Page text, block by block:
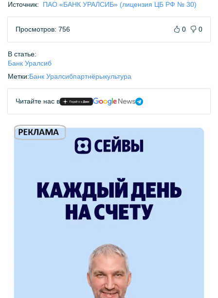
Источник: ПАО «БАНК УРАЛСИБ» (лицензия ЦБ РФ № 30)
Просмотров: 756 0 0
В статье:
Банк Уралсиб
Метки:Банк Уралсибпартнёрыкультура
Читайте нас в